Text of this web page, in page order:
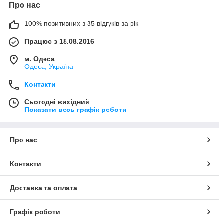
Про нас
100% позитивних з 35 відгуків за рік
Працює з 18.08.2016
м. Одеса
Одеса, Україна
Контакти
Сьогодні вихідний
Показати весь графік роботи
Про нас
Контакти
Доставка та оплата
Графік роботи